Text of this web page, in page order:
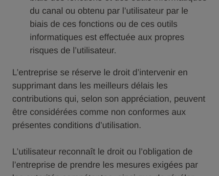
du canal ou obtenu par l’utilisateur par le
biais de ces fonctions ou de ces outils
informatiques est effectuée aux propres
risques de l’utilisateur.
L’entreprise se réserve le droit d’intervenir en
supprimant dans les meilleurs délais les
contributions qui, selon son appréciation, peuvent
être considérées comme non conformes aux
présentes conditions d’utilisation.
L’utilisateur reconnaît le droit ou l’obligation de
l’entreprise de prendre les mesures exigées par